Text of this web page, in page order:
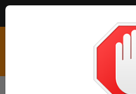
VAGAS EM SEIS FUNÇÕES